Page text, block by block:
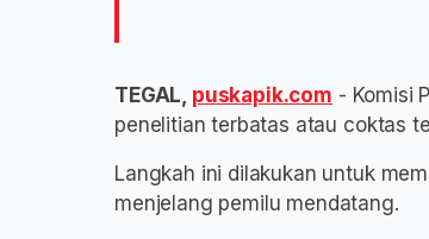
TEGAL, puskapik.com - Komisi
penelitian terbatas atau coktas
Langkah ini dilakukan untuk
menjelang pemilu mendatang.